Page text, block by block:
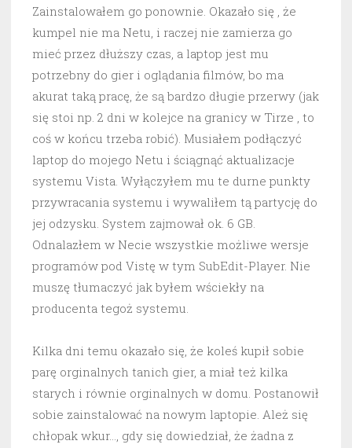
Zainstalowałem go ponownie. Okazało się , że
kumpel nie ma Netu, i raczej nie zamierza go
mieć przez dłuższy czas, a laptop jest mu
potrzebny do gier i oglądania filmów, bo ma
akurat taką pracę, że są bardzo długie przerwy (jak
się stoi np. 2 dni w kolejce na granicy w Tirze , to
coś w końcu trzeba robić). Musiałem podłączyć
laptop do mojego Netu i ściągnąć aktualizacje
systemu Vista. Wyłączyłem mu te durne punkty
przywracania systemu i wywaliłem tą partycję do
jej odzysku. System zajmował ok. 6 GB.
Odnalazłem w Necie wszystkie możliwe wersje
programów pod Vistę w tym SubEdit-Player. Nie
muszę tłumaczyć jak byłem wściekły na
producenta tegoż systemu.
Kilka dni temu okazało się, że koleś kupił sobie
parę orginalnych tanich gier, a miał też kilka
starych i równie orginalnych w domu. Postanowił
sobie zainstalować na nowym laptopie. Ależ się
chłopak wkur…, gdy się dowiedział, że żadna z